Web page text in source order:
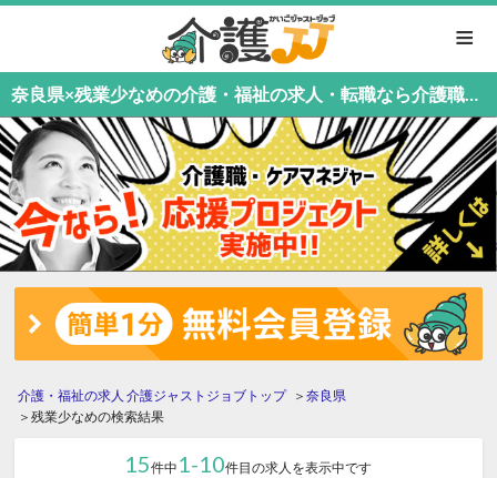
≡
奈良県×残業少なめの介護・福祉の求人・転職なら介護職応援中！介護職専門の介護ジャストジョブ
介護・福祉の求人 介護ジャストジョブトップ
奈良県
残業少なめの検索結果
15件中 1-10件目の求人を表示中です